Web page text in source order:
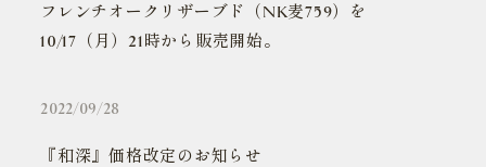
フレンチオークリザーブド（NK麦759）を
10/17（月）21時から販売開始。
2022/09/28
『和深』価格改定のお知らせ